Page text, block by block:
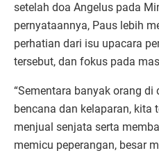
setelah doa Angelus pada
pernyataannya, Paus lebih
perhatian dari isu upacara
tersebut, dan fokus pada
“Sementara banyak orang
bencana dan kelaparan, kita
menjual senjata serta
memicu peperangan, besar